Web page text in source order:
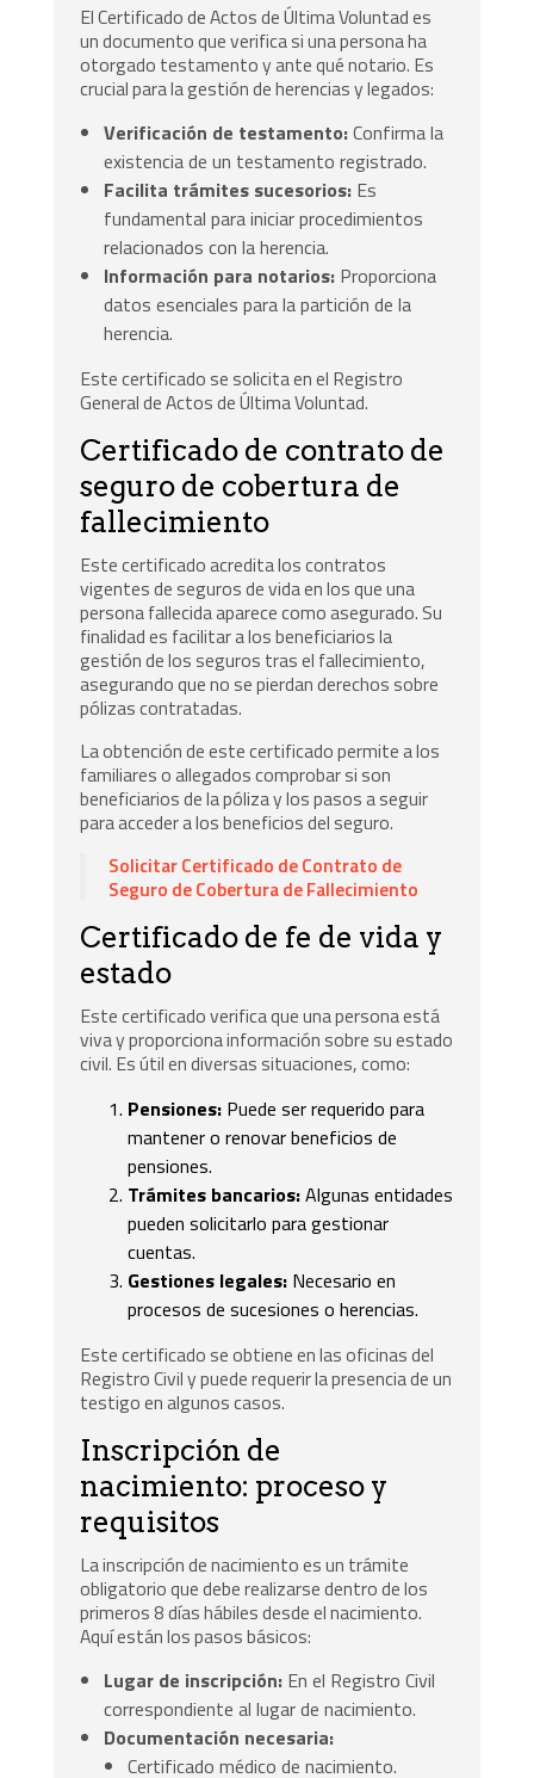
El Certificado de Actos de Última Voluntad es
un documento que verifica si una persona ha
otorgado testamento y ante qué notario. Es
crucial para la gestión de herencias y legados:
Verificación de testamento:Confirma la
existencia de un testamento registrado.
Facilita trámites sucesorios: Es
fundamental para iniciar procedimientos
relacionados con la herencia.
Información para notarios: Proporciona
datos esenciales para la partición de la
herencia.
Este certificado se solicita en el Registro
General de Actos de Última Voluntad.
Certificado de contrato de
seguro de cobertura de
fallecimiento
Este certificado acredita los contratos
vigentes de seguros de vida en los que una
persona fallecida aparece como asegurado. Su
finalidad es facilitar a los beneficiarios la
gestión de los seguros tras el fallecimiento,
asegurando que no se pierdan derechos sobre
pólizas contratadas.
La obtención de este certificado permite a los
familiares o allegados comprobar si son
beneficiarios de la póliza y los pasos a seguir
para acceder a los beneficios del seguro.
Solicitar Certificado de Contrato de
Seguro de Cobertura de Fallecimiento
Certificado de fe de vida y
estado
Este certificado verifica que una persona está
viva y proporciona información sobre su estado
civil. Es útil en diversas situaciones, como:
Pensiones: Puede ser requerido para
mantener o renovar beneficios de
pensiones.
Trámites bancarios:Algunas entidades
pueden solicitarlo para gestionar
cuentas.
Gestiones legales: Necesario en
procesos de sucesiones o herencias.
Este certificado se obtiene en las oficinas del
Registro Civil y puede requerir la presencia de un
testigo en algunos casos.
Inscripción de
nacimiento: proceso y
requisitos
La inscripción de nacimiento es un trámite
obligatorio que debe realizarse dentro de los
primeros 8 días hábiles desde el nacimiento.
Aquí están los pasos básicos:
Lugar de inscripción: En el Registro Civil
correspondiente al lugar de nacimiento.
Documentación necesaria:
Certificado médico de nacimiento.